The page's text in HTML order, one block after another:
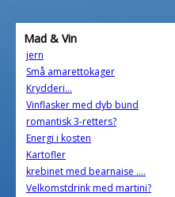
Mad & Vin
jern
Små amarettokager
Krydderi...
Vinflasker med dyb bund
romantisk 3-retters?
Energi i kosten
Kartofler
krebinet med bearnaise ....
Velkomstdrink med martini?